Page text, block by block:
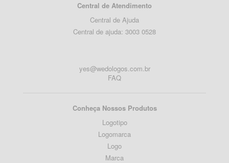
Central de Atendimento
Central de Ajuda
Central de ajuda: 3003 0528
yes@wedologos.com.br
FAQ
Conheça Nossos Produtos
Logotipo
Logomarca
Logo
Marca